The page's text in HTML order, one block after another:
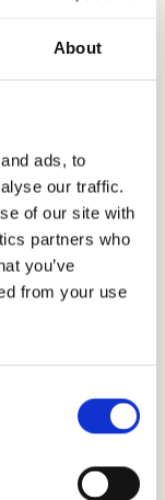
About
ads, to
our traffic.
of our site with
partners who
you’ve
from your use